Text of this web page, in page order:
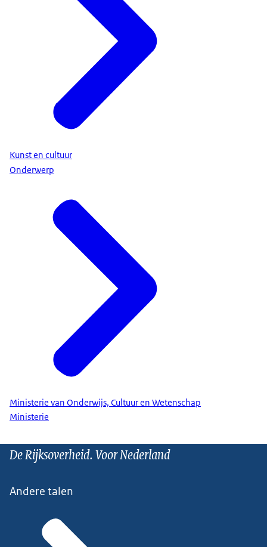
Kunst en cultuur
Onderwerp
Ministerie van Onderwijs, Cultuur en Wetenschap
Ministerie
De Rijksoverheid. Voor Nederland
Andere talen